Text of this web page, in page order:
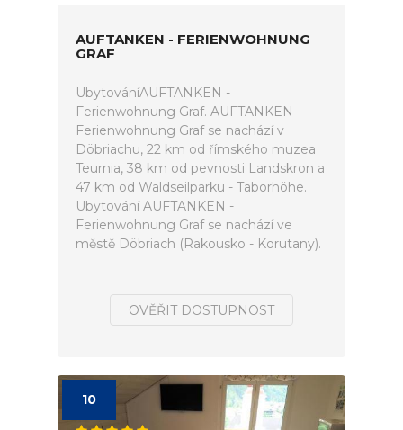
AUFTANKEN - FERIENWOHNUNG
GRAF
UbytováníAUFTANKEN -
Ferienwohnung Graf. AUFTANKEN -
Ferienwohnung Graf se nachází v
Döbriachu, 22 km od římského muzea
Teurnia, 38 km od pevnosti Landskron a
47 km od Waldseilparku - Taborhöhe.
Ubytování AUFTANKEN -
Ferienwohnung Graf se nachází ve
městě Döbriach (Rakousko - Korutany).
OVĚŘIT DOSTUPNOST
10